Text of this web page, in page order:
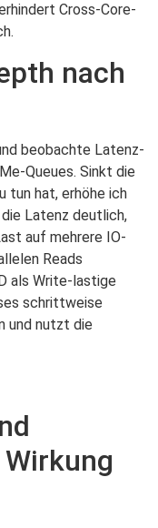
Cross-Core-
nach
beobachte Latenz-
Queues. Sinkt die
tun hat, erhöhe ich
Latenz deutlich,
auf mehrere IO-
Reads
als Write-lastige
schrittweise
und nutzt die